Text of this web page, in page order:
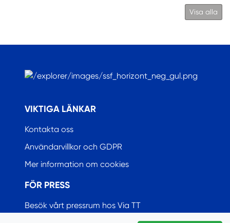
Visa alla
VIKTIGA LÄNKAR
Kontakta oss
Användarvillkor och GDPR
Mer information om cookies
FÖR PRESS
Besök vårt pressrum hos Via TT